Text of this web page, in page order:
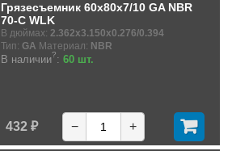
Грязесъемник 60x80x7/10 GA NBR
70-C WLK
В дюймах: 2.362x3.150x0.276/0.394
Тип: GA Материал: NBR
В наличии?: 60 шт.
432 ₽ − +